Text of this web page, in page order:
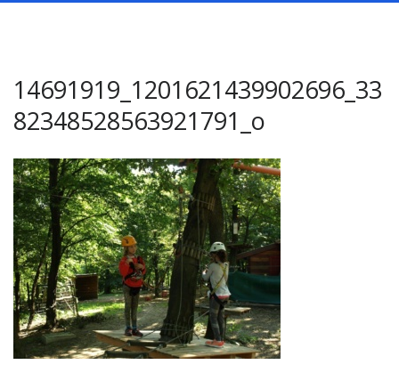
14691919_1201621439902696_33
82348528563921791_o